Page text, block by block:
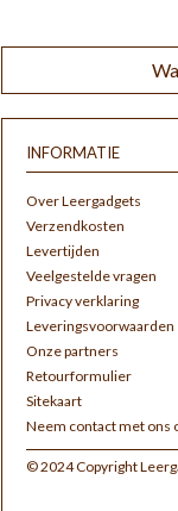
INFORMATIE
Over Leergadgets
Verzendkosten
Levertijden
Veelgestelde vragen
Privacy verklaring
Leveringsvoorwaarden
Onze partners
Retourformulier
Sitekaart
Neem contact met ons
© 2024 Copyright